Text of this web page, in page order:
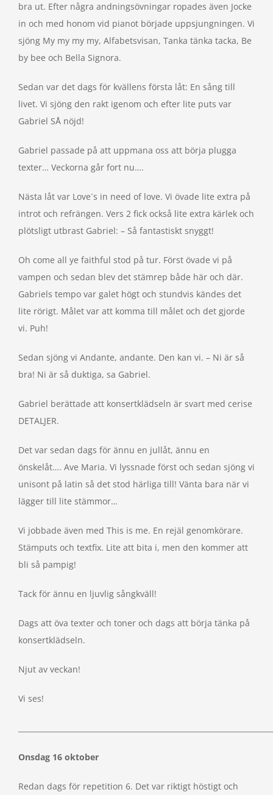
bra ut. Efter några andningsövningar ropades även Jocke
in och med honom vid pianot började uppsjungningen. Vi
sjöng My my my my, Alfabetsvisan, Tanka tänka tacka, Be
by bee och Bella Signora.
Sedan var det dags för kvällens första låt: En sång till
livet. Vi sjöng den rakt igenom och efter lite puts var
Gabriel SÅ nöjd!
Gabriel passade på att uppmana oss att börja plugga
texter… Veckorna går fort nu….
Nästa låt var Love´s in need of love. Vi övade lite extra på
introt och refrängen. Vers 2 fick också lite extra kärlek och
plötsligt utbrast Gabriel: – Så fantastiskt snyggt!
Oh come all ye faithful stod på tur. Först övade vi på
vampen och sedan blev det stämrep både här och där.
Gabriels tempo var galet högt och stundvis kändes det
lite rörigt. Målet var att komma till målet och det gjorde
vi. Puh!
Sedan sjöng vi Andante, andante. Den kan vi. – Ni är så
bra! Ni är så duktiga, sa Gabriel.
Gabriel berättade att konsertklädseln är svart med cerise
DETALJER.
Det var sedan dags för ännu en jullåt, ännu en
önskelåt…. Ave Maria. Vi lyssnade först och sedan sjöng vi
unisont på latin så det stod härliga till! Vänta bara när vi
lägger till lite stämmor…
Vi jobbade även med This is me. En rejäl genomkörare.
Stämputs och textfix. Lite att bita i, men den kommer att
bli så pampig!
Tack för ännu en ljuvlig sångkväll!
Dags att öva texter och toner och dags att börja tänka på
konsertklädseln.
Njut av veckan!
Vi ses!
Onsdag 16 oktober
Redan dags för repetition 6. Det var riktigt höstigt och